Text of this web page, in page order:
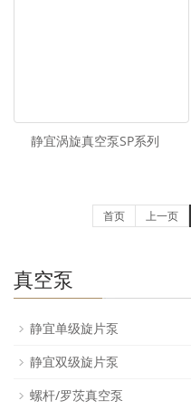
静宜涡旋真空泵SP系列
首页 上一页
真空泵
静宜单级旋片泵
静宜双级旋片泵
螺杆/罗茨真空泵